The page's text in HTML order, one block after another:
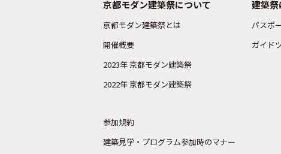
京都モダン建築祭について
京都モダン建築祭とは
開催概要
2023年 京都モダン建築祭
2022年 京都モダン建築祭
建築祭
パスポ
ガイド
参加規約
建築見学・プログラム参加時のマナー